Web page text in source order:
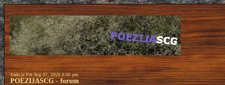
Sada je Pet Avg 07, 2026 8:00 pm
POEZIJASCG - forum